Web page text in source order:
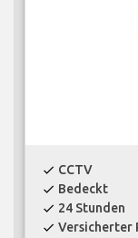
check CCTV
check Bedeckt
check 24 Stunden
check Versicherter